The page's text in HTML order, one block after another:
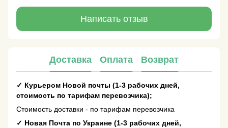
Написать отзыв
Доставка Оплата Возврат
✓ Курьером Новой почты (1-3 рабочих дней,
стоимость по тарифам перевозчика);
Стоимость доставки - по тарифам перевозчика
✓ Новая Почта по Украине (1-3 рабочих дней,